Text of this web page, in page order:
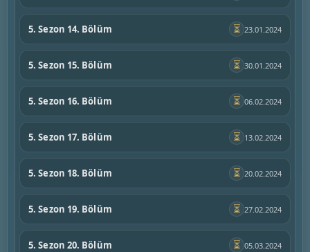
5. Sezon 14. Bölüm ⏳ 23.01.2024
5. Sezon 15. Bölüm ⏳ 30.01.2024
5. Sezon 16. Bölüm ⏳ 06.02.2024
5. Sezon 17. Bölüm ⏳ 13.02.2024
5. Sezon 18. Bölüm ⏳ 20.02.2024
5. Sezon 19. Bölüm ⏳ 27.02.2024
5. Sezon 20. Bölüm ⏳ 05.03.2024